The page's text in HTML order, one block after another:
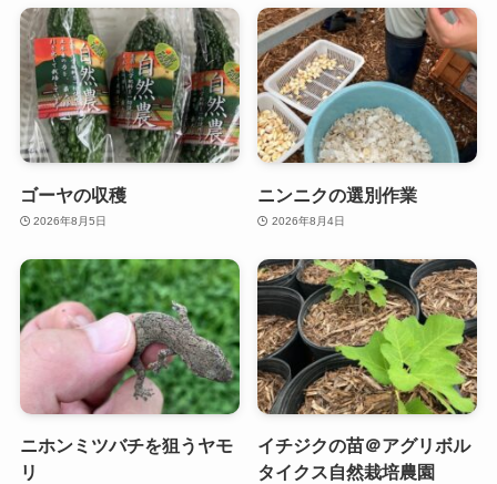
ゴーヤの収穫
2026年8月5日
ニンニクの選別作業
2026年8月4日
ニホンミツバチを狙うヤモ
リ
イチジクの苗＠アグリボル
タイクス自然栽培農園